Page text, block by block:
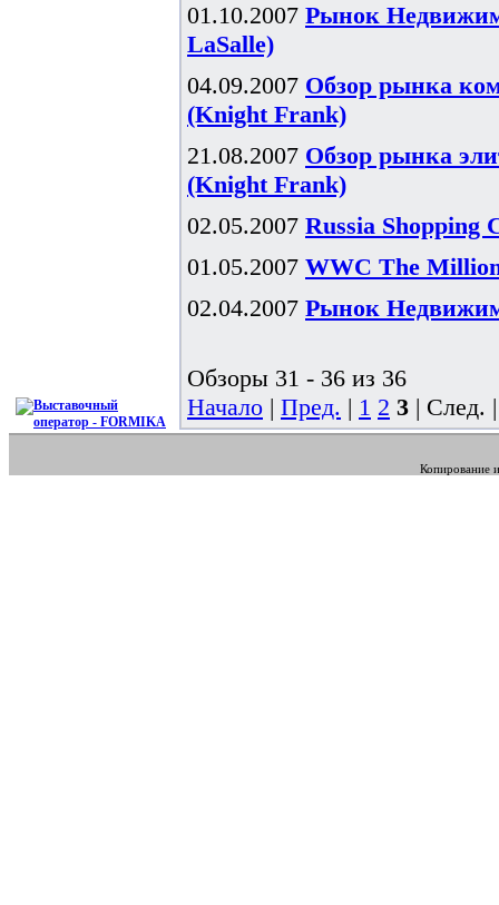
01.10.2007 Рынок
LaSalle)
04.09.2007 Обзор рынка
(Knight Frank)
21.08.2007 Обзор рынка
(Knight Frank)
02.05.2007 Russia Shopping
01.05.2007 WWC The
02.04.2007 Рынок
Обзоры 31 - 36 из 36
Начало | Пред. | 1 2 3 | След.
Копирование